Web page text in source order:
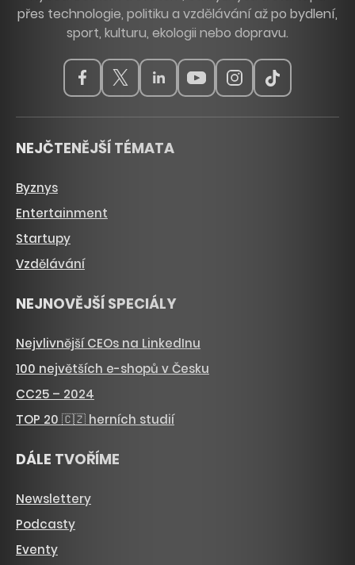
přes technologie, politiku a vzdělávání až po bydlení,
sport, kulturu, ekologii nebo dopravu.
NEJČTENĚJŠÍ TÉMATA
Byznys
Entertainment
Startupy
Vzdělávání
NEJNOVĚJŠÍ SPECIÁLY
Nejvlivnější CEOs na LinkedInu
100 největších e-shopů v Česku
CC25 – 2024
TOP 20 🇨🇿 herních studií
DÁLE TVOŘÍME
Newslettery
Podcasty
Eventy